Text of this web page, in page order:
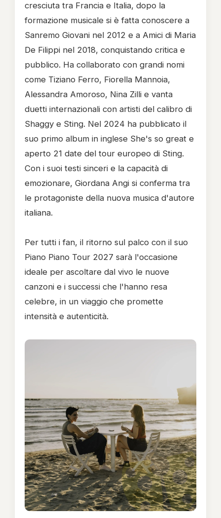
cresciuta tra Francia e Italia, dopo la
formazione musicale si è fatta conoscere a
Sanremo Giovani nel 2012 e a Amici di Maria
De Filippi nel 2018, conquistando critica e
pubblico. Ha collaborato con grandi nomi
come Tiziano Ferro, Fiorella Mannoia,
Alessandra Amoroso, Nina Zilli e vanta
duetti internazionali con artisti del calibro di
Shaggy e Sting. Nel 2024 ha pubblicato il
suo primo album in inglese She's so great e
aperto 21 date del tour europeo di Sting.
Con i suoi testi sinceri e la capacità di
emozionare, Giordana Angi si conferma tra
le protagoniste della nuova musica d'autore
italiana.
Per tutti i fan, il ritorno sul palco con il suo
Piano Piano Tour 2027 sarà l'occasione
ideale per ascoltare dal vivo le nuove
canzoni e i successi che l'hanno resa
celebre, in un viaggio che promette
intensità e autenticità.